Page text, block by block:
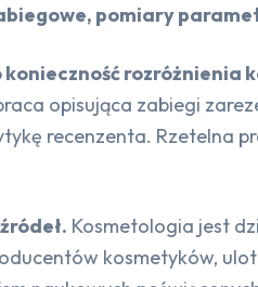
pomiary
opisująca zabiegi
recenzenta. Rzetelna
Kosmetologia jest
kosmetyków,